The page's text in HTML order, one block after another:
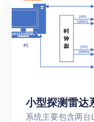
小型探测雷达
系统主要包含两台